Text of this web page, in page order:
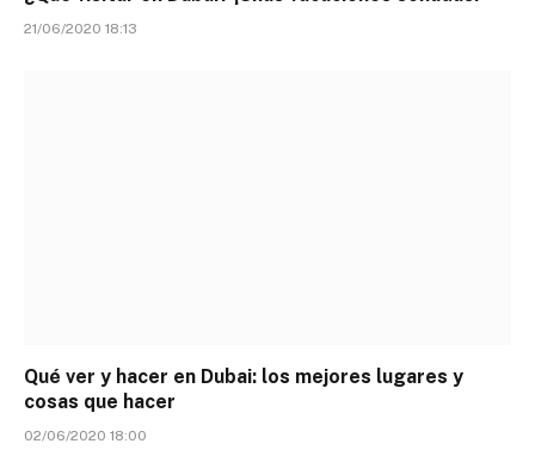
21/06/2020 18:13
Qué ver y hacer en Dubai: los mejores lugares y
cosas que hacer
02/06/2020 18:00